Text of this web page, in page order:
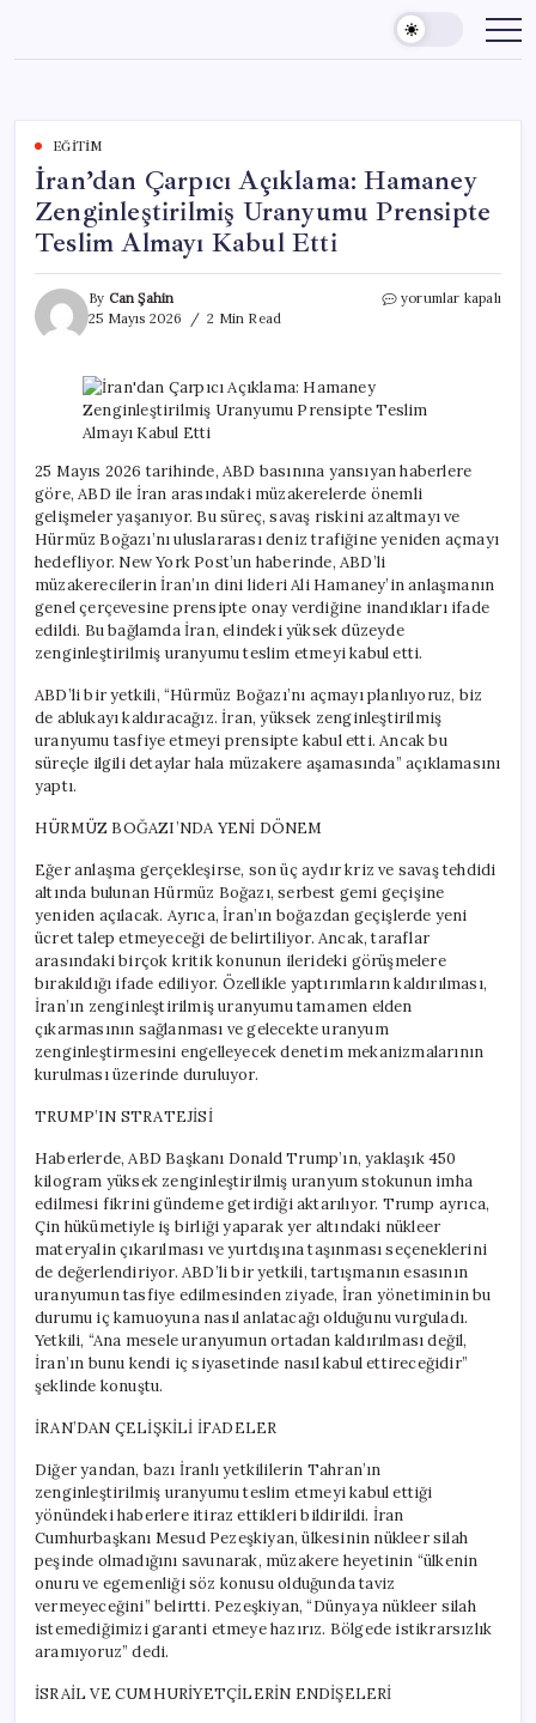
content
EĞITIM
İran’dan Çarpıcı Açıklama: Hamaney
Zenginleştirilmiş Uranyumu Prensipte
Teslim Almayı Kabul Etti
By Can Şahin
25 Mayıs 2026
2 Min Read
İran’dan
Prensipte
Kabul
Etti
için
yorumlar kapalı
25 Mayıs 2026 tarihinde, ABD basınına yansıyan haberlere
göre, ABD ile İran arasındaki müzakerelerde önemli
gelişmeler yaşanıyor. Bu süreç, savaş riskini azaltmayı ve
Hürmüz Boğazı’nı uluslararası deniz trafiğine yeniden açmayı
hedefliyor. New York Post’un haberinde, ABD’li
müzakerecilerin İran’ın dini lideri Ali Hamaney’in anlaşmanın
genel çerçevesine prensipte onay verdiğine inandıkları ifade
edildi. Bu bağlamda İran, elindeki yüksek düzeyde
zenginleştirilmiş uranyumu teslim etmeyi kabul etti.
ABD’li bir yetkili, “Hürmüz Boğazı’nı açmayı planlıyoruz, biz
de ablukayı kaldıracağız. İran, yüksek zenginleştirilmiş
uranyumu tasfiye etmeyi prensipte kabul etti. Ancak bu
süreçle ilgili detaylar hala müzakere aşamasında” açıklamasını
yaptı.
HÜRMÜZ BOĞAZI’NDA YENİ DÖNEM
Eğer anlaşma gerçekleşirse, son üç aydır kriz ve savaş tehdidi
altında bulunan Hürmüz Boğazı, serbest gemi geçişine
yeniden açılacak. Ayrıca, İran’ın boğazdan geçişlerde yeni
ücret talep etmeyeceği de belirtiliyor. Ancak, taraflar
arasındaki birçok kritik konunun ilerideki görüşmelere
bırakıldığı ifade ediliyor. Özellikle yaptırımların kaldırılması,
İran’ın zenginleştirilmiş uranyumu tamamen elden
çıkarmasının sağlanması ve gelecekte uranyum
zenginleştirmesini engelleyecek denetim mekanizmalarının
kurulması üzerinde duruluyor.
TRUMP’IN STRATEJİSİ
Haberlerde, ABD Başkanı Donald Trump’ın, yaklaşık 450
kilogram yüksek zenginleştirilmiş uranyum stokunun imha
edilmesi fikrini gündeme getirdiği aktarılıyor. Trump ayrıca,
Çin hükümetiyle iş birliği yaparak yer altındaki nükleer
materyalin çıkarılması ve yurtdışına taşınması seçeneklerini
de değerlendiriyor. ABD’li bir yetkili, tartışmanın esasının
uranyumun tasfiye edilmesinden ziyade, İran yönetiminin bu
durumu iç kamuoyuna nasıl anlatacağı olduğunu vurguladı.
Yetkili, “Ana mesele uranyumun ortadan kaldırılması değil,
İran’ın bunu kendi iç siyasetinde nasıl kabul ettireceğidir”
şeklinde konuştu.
İRAN’DAN ÇELİŞKİLİ İFADELER
Diğer yandan, bazı İranlı yetkililerin Tahran’ın
zenginleştirilmiş uranyumu teslim etmeyi kabul ettiği
yönündeki haberlere itiraz ettikleri bildirildi. İran
Cumhurbaşkanı Mesud Pezeşkiyan, ülkesinin nükleer silah
peşinde olmadığını savunarak, müzakere heyetinin “ülkenin
onuru ve egemenliği söz konusu olduğunda taviz
vermeyeceğini” belirtti. Pezeşkiyan, “Dünyaya nükleer silah
istemediğimizi garanti etmeye hazırız. Bölgede istikrarsızlık
aramıyoruz” dedi.
İSRAİL VE CUMHURİYETÇİLERİN ENDİŞELERİ